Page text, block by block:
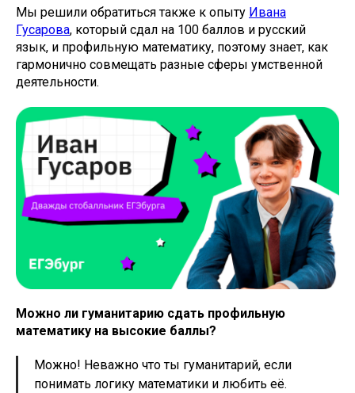
Мы решили обратиться также к опыту Ивана
Гусарова, который сдал на 100 баллов и русский
язык, и профильную математику, поэтому знает, как
гармонично совмещать разные сферы умственной
деятельности.
Можно ли гуманитарию сдать профильную
математику на высокие баллы?
Можно! Неважно что ты гуманитарий, если
понимать логику математики и любить её.